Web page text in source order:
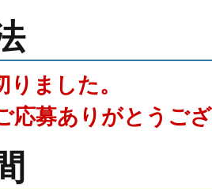
ました。
応募ありがとうご